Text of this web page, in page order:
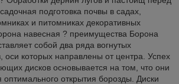
подготовка почвы в садах,
и питомниках декоративных
навесная ? преимущества Борона
собой два ряда вогнутых
оси которых направлены от центра. Успех
дисков основывается на том, что они
оптимального открытия борозды. Диски